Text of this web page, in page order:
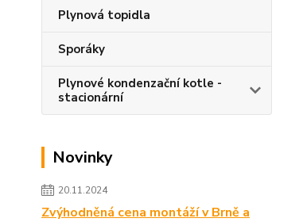
Plynová topidla
Sporáky
Plynové kondenzační kotle -
stacionární
Novinky
20.11.2024
Zvýhodněná cena montáží v Brně a